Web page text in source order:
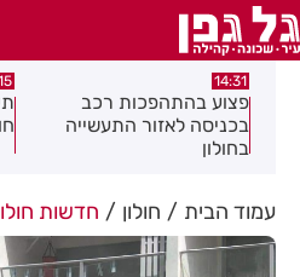
14:31
פצוע בהתהפכות רכב
בכניסה לאזור התעשייה
בחולון
עמוד הבית חולון חדשות